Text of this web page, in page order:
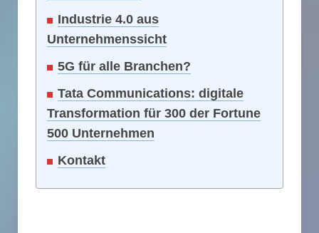
Industrie 4.0 aus
Unternehmenssicht
5G für alle Branchen?
Tata Communications: digitale
Transformation für 300 der Fortune
500 Unternehmen
Kontakt